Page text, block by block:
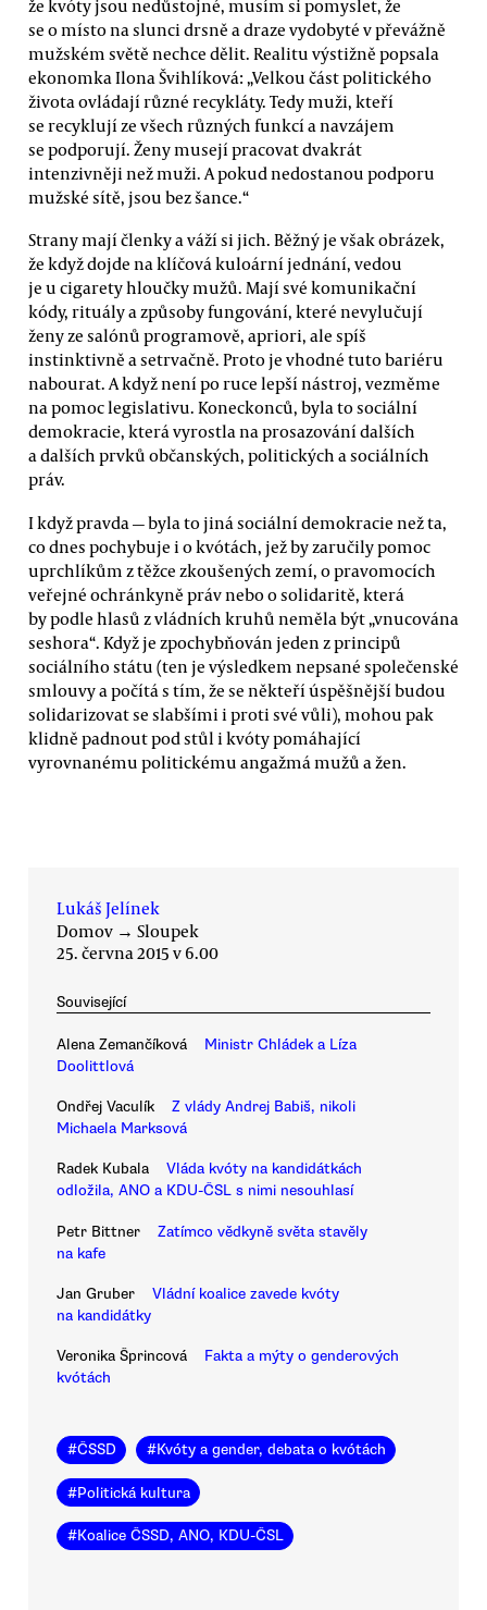
že kvóty jsou nedůstojné, musím si pomyslet, že
se o místo na slunci drsně a draze vydobyté v převážně
mužském světě nechce dělit. Realitu výstižně popsala
ekonomka Ilona Švihlíková: „Velkou část politického
života ovládají různé recykláty. Tedy muži, kteří
se recyklují ze všech různých funkcí a navzájem
se podporují. Ženy musejí pracovat dvakrát
intenzivněji než muži. A pokud nedostanou podporu
mužské sítě, jsou bez šance.“
Strany mají členky a váží si jich. Běžný je však obrázek,
že když dojde na klíčová kuloární jednání, vedou
je u cigarety hloučky mužů. Mají své komunikační
kódy, rituály a způsoby fungování, které nevylučují
ženy ze salónů programově, apriori, ale spíš
instinktivně a setrvačně. Proto je vhodné tuto bariéru
nabourat. A když není po ruce lepší nástroj, vezměme
na pomoc legislativu. Koneckonců, byla to sociální
demokracie, která vyrostla na prosazování dalších
a dalších prvků občanských, politických a sociálních
práv.
I když pravda — byla to jiná sociální demokracie než ta,
co dnes pochybuje i o kvótách, jež by zaručily pomoc
uprchlíkům z těžce zkoušených zemí, o pravomocích
veřejné ochránkyně práv nebo o solidaritě, která
by podle hlasů z vládních kruhů neměla být „vnucována
seshora“. Když je zpochybňován jeden z principů
sociálního státu (ten je výsledkem nepsané společenské
smlouvy a počítá s tím, že se někteří úspěšnější budou
solidarizovat se slabšími i proti své vůli), mohou pak
klidně padnout pod stůl i kvóty pomáhající
vyrovnanému politickému angažmá mužů a žen.
Lukáš Jelínek
Domov → Sloupek
25. června 2015 v 6.00
Související
Alena Zemančíková
Ministr Chládek a Líza
Doolittlová
Ondřej Vaculík
Z vlády Andrej Babiš, nikoli
Michaela Marksová
Radek Kubala
Vláda kvóty na kandidátkách
odložila, ANO a KDU-ČSL s nimi nesouhlasí
Petr Bittner
Zatímco vědkyně světa stavěly
na kafe
Jan Gruber
Vládní koalice zavede kvóty
na kandidátky
Veronika Šprincová
Fakta a mýty o genderových
kvótách
#ČSSD #Kvóty a gender, debata o kvótách
#Politická kultura
#Koalice ČSSD, ANO, KDU-ČSL